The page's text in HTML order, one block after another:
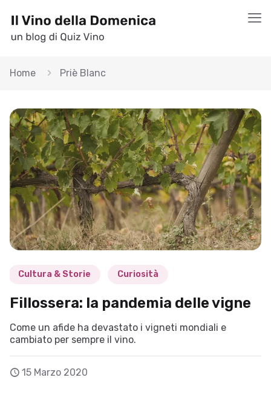
Home Priè Blanc
Cultura & Storie Curiosità
Fillossera: la pandemia delle vigne
Come un afide ha devastato i vigneti mondiali e
cambiato per sempre il vino.
15 Marzo 2020